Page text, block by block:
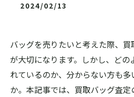
2024/02/13
バッグを売りたいと考えた際、
が大切になります。しかし、どの
れているのか、分からない方も
か。本記事では、買取バッグ査